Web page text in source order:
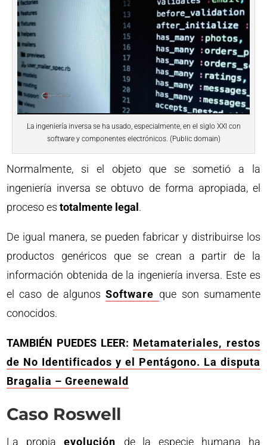
La ingeniería inversa se ha usado, especialmente, en el siglo XXI con
software y componentes electrónicos. (Public domain)
Normalmente, si el objeto que se sometió a la
ingeniería inversa se obtuvo de forma apropiada, el
proceso estotalmente legal .
De igual manera, se pueden fabricar y distribuirse los
productos genéricos que se crean a partir de la
información obtenida de la ingeniería inversa. Este es
el caso de algunosSoftware que son sumamente
conocidos.
TAMBIÉN PUEDES LEER: Metamateriales, restos
de No Identificados y el Pentágono. La disputa
Bragalia – Greenewald
Caso Roswell
La propia evolución de la especie humana ha